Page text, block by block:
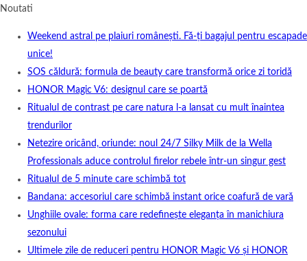
Noutati
Weekend astral pe plaiuri românești. Fă-ți bagajul pentru escapade
unice!
SOS căldură: formula de beauty care transformă orice zi toridă
HONOR Magic V6: designul care se poartă
Ritualul de contrast pe care natura l-a lansat cu mult înaintea
trendurilor
Netezire oricând, oriunde: noul 24/7 Silky Milk de la Wella
Professionals aduce controlul firelor rebele într-un singur gest
Ritualul de 5 minute care schimbă tot
Bandana: accesoriul care schimbă instant orice coafură de vară
Unghiile ovale: forma care redefinește eleganța în manichiura
sezonului
Ultimele zile de reduceri pentru HONOR Magic V6 și HONOR